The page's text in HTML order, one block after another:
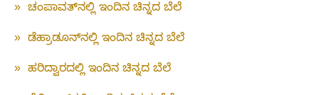
» ಚಂಪಾವತ್‌ನಲ್ಲಿ ಇಂದಿನ ಚಿನ್ನದ ಬೆಲೆ
» ಡೆಹ್ರಾಡೂನ್‌ನಲ್ಲಿ ಇಂದಿನ ಚಿನ್ನದ ಬೆಲೆ
» ಹರಿದ್ವಾರದಲ್ಲಿ ಇಂದಿನ ಚಿನ್ನದ ಬೆಲೆ